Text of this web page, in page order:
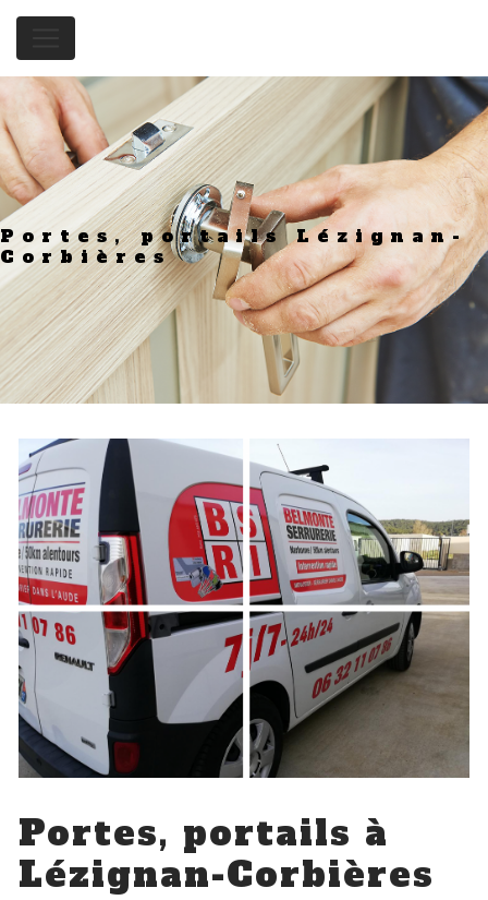
Panneau de gestion des cookies
Portes, portails Lézignan-
Corbières
Portes, portails à
Lézignan-Corbières